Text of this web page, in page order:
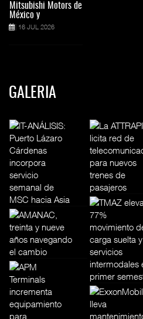
Mitsubishi Motors de
México y
16 JUL 2026
GALERIA